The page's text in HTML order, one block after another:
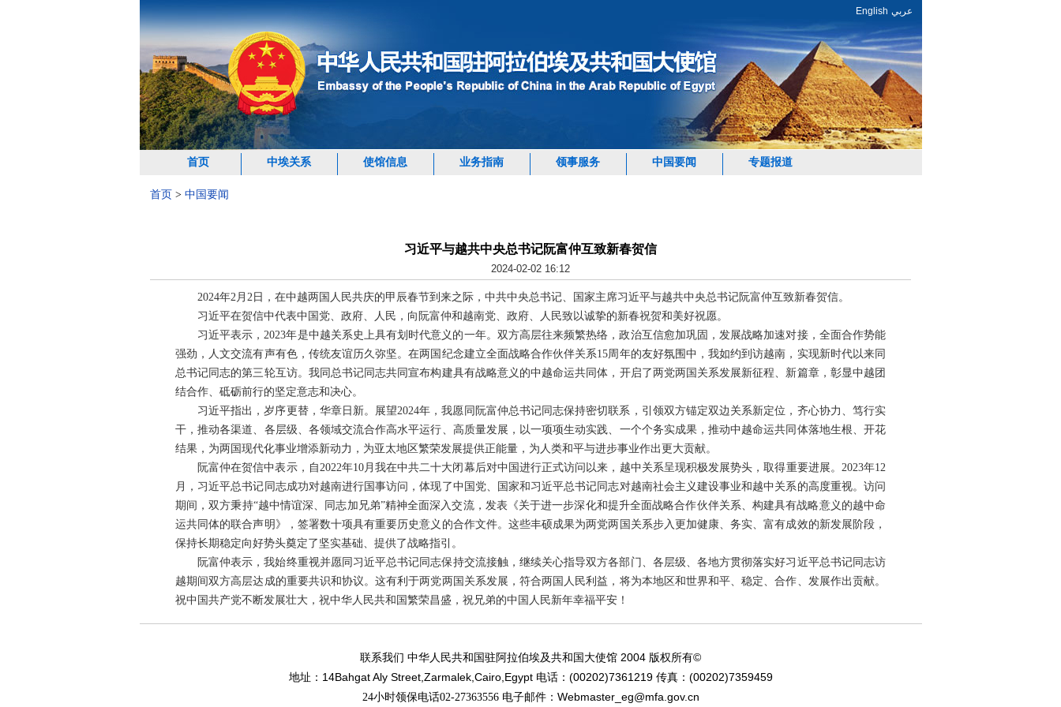
English عربي
首页 中埃关系 使馆信息 业务指南 领事服务 中国要闻 专题报道
首页 > 中国要闻
习近平与越共中央总书记阮富仲互致新春贺信
2024-02-02 16:12
2024年2月2日，在中越两国人民共庆的甲辰春节到来之际，中共中央总书记、国家主席习近平与越共中央总书记阮富仲互致新春贺信。
习近平在贺信中代表中国党、政府、人民，向阮富仲和越南党、政府、人民致以诚挚的新春祝贺和美好祝愿。
习近平表示，2023年是中越关系史上具有划时代意义的一年。双方高层往来频繁热络，政治互信愈加巩固，发展战略加速对接，全面合作势能
强劲，人文交流有声有色，传统友谊历久弥坚。在两国纪念建立全面战略合作伙伴关系15周年的友好氛围中，我如约到访越南，实现新时代以来同
总书记同志的第三轮互访。我同总书记同志共同宣布构建具有战略意义的中越命运共同体，开启了两党两国关系发展新征程、新篇章，彰显中越团
结合作、砥砺前行的坚定意志和决心。
习近平指出，岁序更替，华章日新。展望2024年，我愿同阮富仲总书记同志保持密切联系，引领双方锚定双边关系新定位，齐心协力、笃行实
干，推动各渠道、各层级、各领域交流合作高水平运行、高质量发展，以一项项生动实践、一个个务实成果，推动中越命运共同体落地生根、开花
结果，为两国现代化事业增添新动力，为亚太地区繁荣发展提供正能量，为人类和平与进步事业作出更大贡献。
阮富仲在贺信中表示，自2022年10月我在中共二十大闭幕后对中国进行正式访问以来，越中关系呈现积极发展势头，取得重要进展。2023年12
月，习近平总书记同志成功对越南进行国事访问，体现了中国党、国家和习近平总书记同志对越南社会主义建设事业和越中关系的高度重视。访问
期间，双方秉持“越中情谊深、同志加兄弟”精神全面深入交流，发表《关于进一步深化和提升全面战略合作伙伴关系、构建具有战略意义的越中命
运共同体的联合声明》，签署数十项具有重要历史意义的合作文件。这些丰硕成果为两党两国关系步入更加健康、务实、富有成效的新发展阶段，
保持长期稳定向好势头奠定了坚实基础、提供了战略指引。
阮富仲表示，我始终重视并愿同习近平总书记同志保持交流接触，继续关心指导双方各部门、各层级、各地方贯彻落实好习近平总书记同志访
越期间双方高层达成的重要共识和协议。这有利于两党两国关系发展，符合两国人民利益，将为本地区和世界和平、稳定、合作、发展作出贡献。
祝中国共产党不断发展壮大，祝中华人民共和国繁荣昌盛，祝兄弟的中国人民新年幸福平安！
联系我们 中华人民共和国驻阿拉伯埃及共和国大使馆 2004 版权所有©
地址： 14Bahgat Aly Street,Zarmalek,Cairo,Egypt电话： (00202)7361219传真： (00202)7359459
24小时领保电话02-27363556 电子邮件： Webmaster_eg@mfa.gov.cn